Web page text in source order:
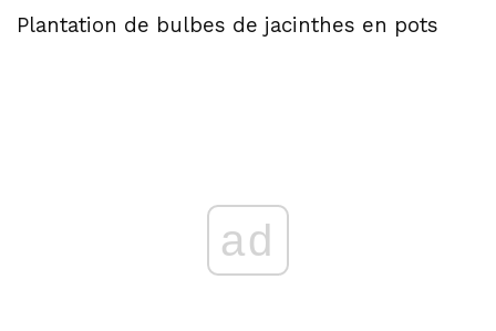
Plantation de bulbes de jacinthes en pots
ad